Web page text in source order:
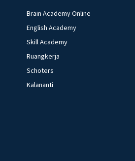
Brain Academy Online
English Academy
Skill Academy
Ruangkerja
Schoters
Kalananti